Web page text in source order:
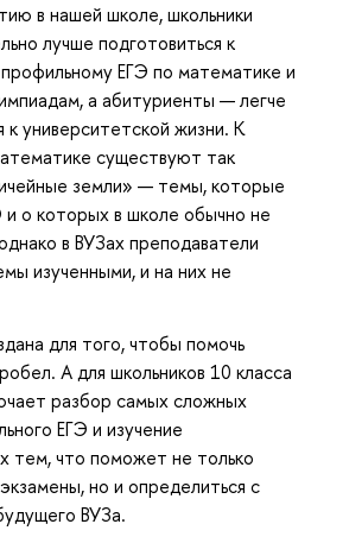
в нашей школе, школьники
лучше подготовиться к
ЕГЭ по математике и
а абитуриенты — легче
к университетской жизни. К
существуют так
земли» — темы, которые
и о которых в школе обычно не
в ВУЗах преподаватели
изученными, и на них не
для того, чтобы помочь
А для школьников 10 класса
разбор самых сложных
ЕГЭ и изучение
тем, что поможет не только
но и определиться с
ВУЗа.